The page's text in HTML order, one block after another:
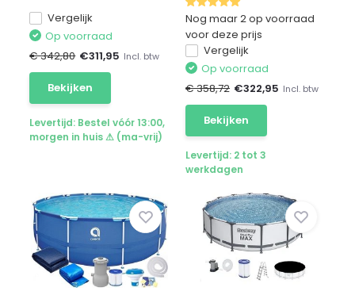
Vergelijk
Op voorraad
€ 342,80 €311,95 Incl. btw
Bekijken
Levertijd: Bestel vóór 13:00,
morgen in huis ⚠ (ma-vrij)
Nog maar 2 op voorraad
voor deze prijs
Vergelijk
Op voorraad
€ 358,72 €322,95 Incl. btw
Bekijken
Levertijd: 2 tot 3
werkdagen